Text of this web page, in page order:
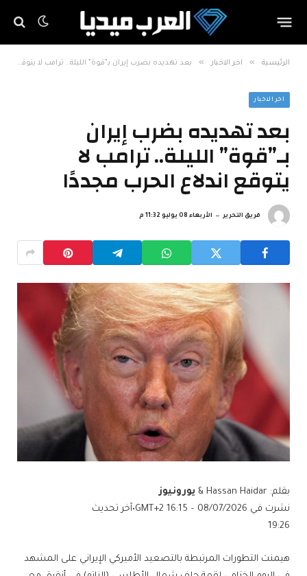
الرئيسية » اخر الاخبار » بعد تهديده بضرب إيران بـ”قوة” الليلة.. ترامب لا يتوقع اندلاع الحرب مجددًا
اخر الاخبار
بعد تهديده بضرب إيران
بـ”قوة” الليلة.. ترامب لا
يتوقع اندلاع الحرب مجددًا
فريق التحرير الأربعاء 08 يوليو 11:32 م
بقلم: Hassan Haidar &
يورونيوز
نشرت في 08/07/2026 – 16:15 GMT+2
•آخر تحديث
19:26
هيمنت التطورات المرتبطة بالتصعيد الأميركي الإيراني على المشهد